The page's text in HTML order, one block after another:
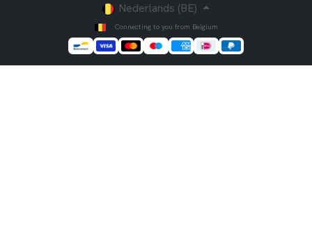
Nederlands (BE)
Connecting to you from Belgium